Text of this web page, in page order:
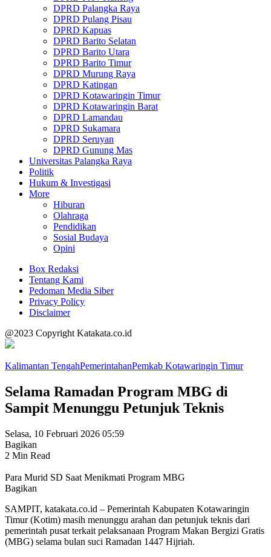
DPRD Palangka Raya
DPRD Pulang Pisau
DPRD Kapuas
DPRD Barito Selatan
DPRD Barito Utara
DPRD Barito Timur
DPRD Murung Raya
DPRD Katingan
DPRD Kotawaringin Timur
DPRD Kotawaringin Barat
DPRD Lamandau
DPRD Sukamara
DPRD Seruyan
DPRD Gunung Mas
Universitas Palangka Raya
Politik
Hukum & Investigasi
More
Hiburan
Olahraga
Pendidikan
Sosial Budaya
Opini
Box Redaksi
Tentang Kami
Pedoman Media Siber
Privacy Policy
Disclaimer
@2023 Copyright Katakata.co.id
Kalimantan TengahPemerintahanPemkab Kotawaringin Timur
Selama Ramadan Program MBG di
Sampit Menunggu Petunjuk Teknis
Selasa, 10 Februari 2026 05:59
Bagikan
2 Min Read
Para Murid SD Saat Menikmati Program MBG
Bagikan
SAMPIT, katakata.co.id – Pemerintah Kabupaten Kotawaringin
Timur (Kotim) masih menunggu arahan dan petunjuk teknis dari
pemerintah pusat terkait pelaksanaan Program Makan Bergizi Gratis
(MBG) selama bulan suci Ramadan 1447 Hijriah.